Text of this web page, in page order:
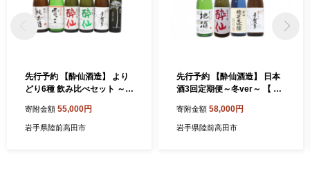
先行予約 【酔仙酒造】 より
どり6種 飲み比べセット ～冬
み比べ 晩酌 岩手県 陸前高田
市 】 RT742
寄附金額 55,000円
岩手県陸前高田市
先行予約 【酔仙酒造】 日本
酒3回定期便～冬ver～ 【 地
岩手県 陸前高田市 】 RT744
寄附金額 58,000円
岩手県陸前高田市